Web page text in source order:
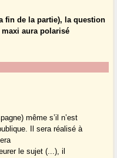
fin de la partie), la question
aura polarisé
même s’il n’est
Il sera réalisé à
le sujet (...), il